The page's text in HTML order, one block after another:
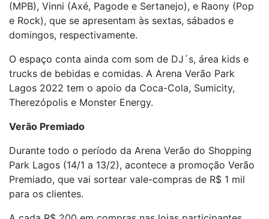
(MPB), Vinni (Axé, Pagode e Sertanejo), e Raony (Pop
e Rock), que se apresentam às sextas, sábados e
domingos, respectivamente.
O espaço conta ainda com som de DJ´s, área kids e
trucks de bebidas e comidas. A Arena Verão Park
Lagos 2022 tem o apoio da Coca-Cola, Sumicity,
Therezópolis e Monster Energy.
Verão Premiado
Durante todo o período da Arena Verão do Shopping
Park Lagos (14/1 a 13/2), acontece a promoção Verão
Premiado, que vai sortear vale-compras de R$ 1 mil
para os clientes.